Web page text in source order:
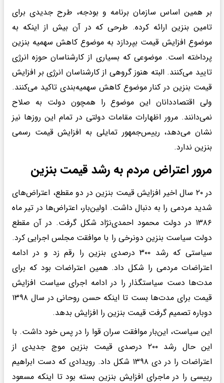
بر همین اساس سازمان برنامه و بودجه، طرح جدیدی برای
تامین بنزین ارائه کرده. طرحی که در آن بیش از اینکه به
موضوع افزایش قیمت بپردازد به موضوع کاهش سهمیه بنزین
پرداخته است. موضوعی که بسیاری از کارشناسان حوزه انرژی
تایید می‌کنند. البته هنوز گروهی از کارشناسان انرژی بر افزایش
قیمت بنزین در کنار موضوع کاهش سهمیه‌بندی تاکید می‌کنند.
ولی اقتصاددانان این موضوع را همچون دولت به صلاح
نمی‌دانند. مرور اظهارات مقامات دولتی در تمام این روزها نیز
نشان می‌دهد، رییس‌جمهور تمایلی به افزایش قیمت رسمی
بنزین ندارد.
مرور اعتراض مردم به رشد قیمت بنزین
در ۲۰ سال اخیر افزایش قیمت بنزین در دو مقطع، اعتراض‌های
شدید مردمی را به دنبال داشت. اولین‌بار، اعتراض‌ها در تیر ماه
۱۳۸۶ در دولت محمود احمدی‌نژاد شکل گرفت. در آن مقطع
دولت سیاست بنزین دونرخی را با موافقت مجلس اجرایی کرد.
سیاستی که رشد ۳۰۰ درصدی بنزین را رقم زد و در ادامه
اعتراضات مردمی را شکل داد. همین اعتراضات بود که برای
مدت‌ها دست سیاستگذار را در ادامه اجرای سیاست افزایش
قیمت برای مدت‌ها بست تا اینکه حسن روحانی در سال ۱۳۹۸
دوباره تصمیم گرفت قیمت بنزین را افزایش بدهد.
این سیاست، این‌بار موافقت سران قوا را در پس خود داشت. با
این حال رشد ۲۰۰ درصدی قیمت بنزین موج جدیدی از
اعتراضات را در دی ۱۳۹۸ شکل داد. رویدادی که دست ابراهیم
رییسی را در ماجرای افزایش بنزین بسته بود تا اینکه مسعود